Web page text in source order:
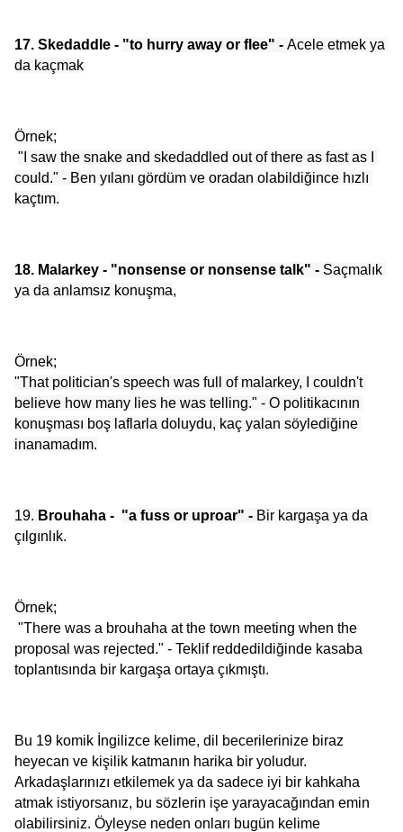
17. Skedaddle - "to hurry away or flee" - Acele etmek ya
da kaçmak
Örnek;
"I saw the snake and skedaddled out of there as fast as I
could." - Ben yılanı gördüm ve oradan olabildiğince hızlı
kaçtım.
18. Malarkey - "nonsense or nonsense talk" - Saçmalık
ya da anlamsız konuşma,
Örnek;
"That politician's speech was full of malarkey, I couldn't
believe how many lies he was telling." - O politikacının
konuşması boş laflarla doluydu, kaç yalan söylediğine
inanamadım.
19. Brouhaha - "a fuss or uproar" - Bir kargaşa ya da
çılgınlık.
Örnek;
"There was a brouhaha at the town meeting when the
proposal was rejected." - Teklif reddedildiğinde kasaba
toplantısında bir kargaşa ortaya çıkmıştı.
Bu 19 komik İngilizce kelime, dil becerilerinize biraz
heyecan ve kişilik katmanın harika bir yoludur.
Arkadaşlarınızı etkilemek ya da sadece iyi bir kahkaha
atmak istiyorsanız, bu sözlerin işe yarayacağından emin
olabilirsiniz. Öyleyse neden onları bugün kelime